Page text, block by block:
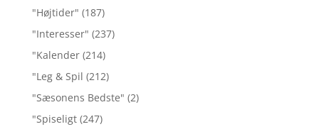
"Højtider" (187)
"Interesser" (237)
"Kalender (214)
"Leg & Spil (212)
"Sæsonens Bedste" (2)
"Spiseligt (247)